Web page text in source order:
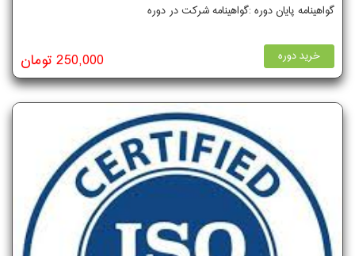
گواهینامه پایان دوره :گواهینامه شرکت در دوره
خرید دوره 250,000 تومان